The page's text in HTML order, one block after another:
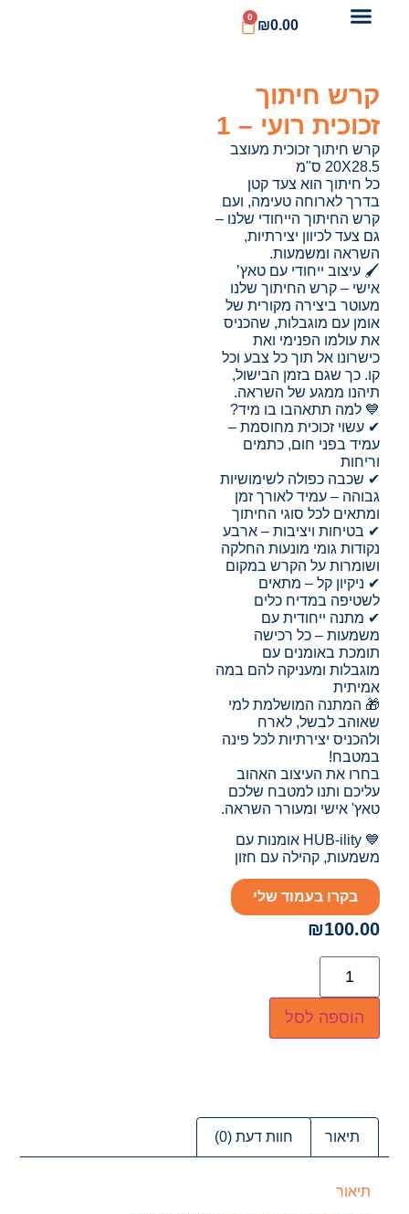
₪0.00
0
קרש חיתוך
זכוכית רועי – 1
קרש חיתוך זכוכית מעוצב
20X28.5 ס"מ
כל חיתוך הוא צעד קטן
בדרך לארוחה טעימה, ועם
קרש החיתוך הייחודי שלנו –
גם צעד לכיוון יצירתיות,
השראה ומשמעות.
🖌️ עיצוב ייחודי עם טאץ’
אישי – קרש החיתוך שלנו
מעוטר ביצירה מקורית של
אומן עם מוגבלות, שהכניס
את עולמו הפנימי ואת
כישרונו אל תוך כל צבע וכל
קו. כך שגם בזמן הבישול,
תיהנו ממגע של השראה.
💙 למה תתאהבו בו מיד?
✔ עשוי זכוכית מחוסמת –
עמיד בפני חום, כתמים
וריחות
✔ שכבה כפולה לשימושיות
גבוהה – עמיד לאורך זמן
ומתאים לכל סוגי החיתוך
✔ בטיחות ויציבות – ארבע
נקודות גומי מונעות החלקה
ושומרות על הקרש במקום
✔ ניקיון קל – מתאים
לשטיפה במדיח כלים
✔ מתנה ייחודית עם
משמעות – כל רכישה
תומכת באומנים עם
מוגבלות ומעניקה להם במה
אמיתית
🎁 המתנה המושלמת למי
שאוהב לבשל, לארח
ולהכניס יצירתיות לכל פינה
במטבח!
בחרו את העיצוב האהוב
עליכם ותנו למטבח שלכם
טאץ' אישי ומעורר השראה.
💙 HUB-ility אומנות עם
משמעות, קהילה עם חזון
בקרו בעמוד שלי
₪100.00
הוספה לסל
תיאור חוות דעת (0)
תיאור